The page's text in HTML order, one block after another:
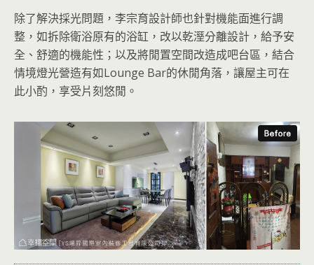
除了解決採光問題，李宗育設計師也針對機能面進行調
整，如拆除衛浴原有的浴缸，改以乾溼分離設計，給予安
全、舒適的機能性；以及將閒置空間改造成吧台區，結合
情境燈光營造有如Lounge Bar的休閒角落，讓屋主可在
此小酌，享受片刻悠閒。